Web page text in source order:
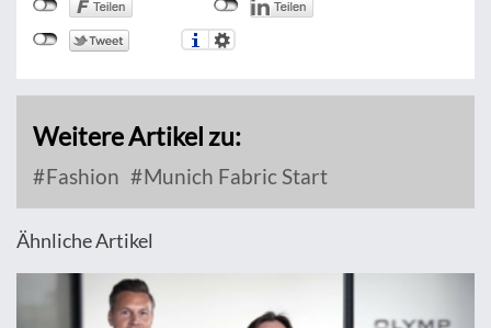
Weitere Artikel zu:
Fashion Munich Fabric Start
Ähnliche Artikel